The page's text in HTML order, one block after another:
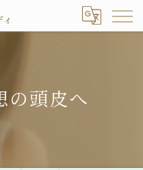
の頭皮へ